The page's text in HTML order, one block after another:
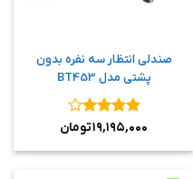
صندلی انتظار سه نفره بدون
پشتی مدل BT453
نمره۴
۱۹,۱۹۵,۰۰۰تومان